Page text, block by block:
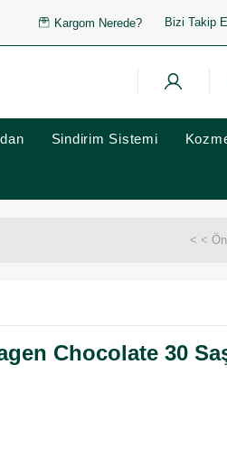
Kargom Nerede? Bizi Takip
Sindirim Sistemi
< <
Chocolate 30